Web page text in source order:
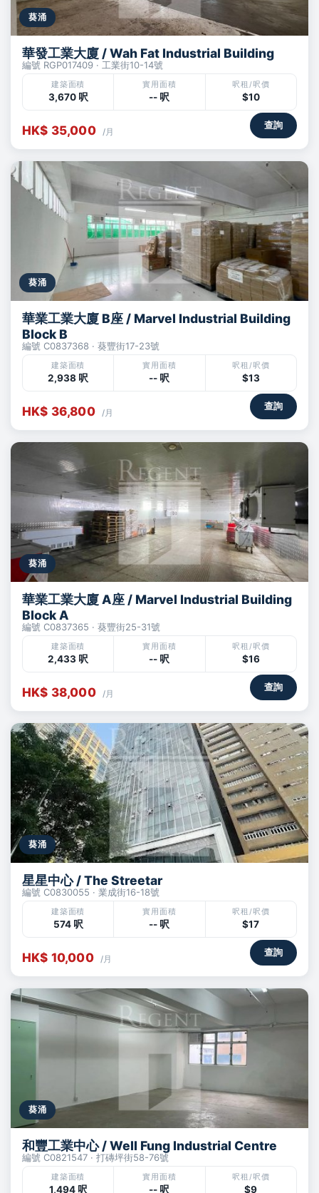
葵涌
華發工業大廈 / Wah Fat Industrial Building
編號 RGP017409 · 工業街10-14號
建築面積
3,670 呎
實用面積
-- 呎
呎租/呎價
$10
HK$ 35,000 /月
查詢
葵涌
華業工業大廈 B座 / Marvel Industrial Building
Block B
編號 C0837368 · 葵豐街17-23號
建築面積
2,938 呎
實用面積
-- 呎
呎租/呎價
$13
HK$ 36,800 /月
查詢
葵涌
華業工業大廈 A座 / Marvel Industrial Building
Block A
編號 C0837365 · 葵豐街25-31號
建築面積
2,433 呎
實用面積
-- 呎
呎租/呎價
$16
HK$ 38,000 /月
查詢
葵涌
星星中心 / The Streetar
編號 C0830055 · 業成街16-18號
建築面積
574 呎
實用面積
-- 呎
呎租/呎價
$17
HK$ 10,000 /月
查詢
葵涌
和豐工業中心 / Well Fung Industrial Centre
編號 C0821547 · 打磚坪街58-76號
建築面積
1,494 呎
實用面積
-- 呎
呎租/呎價
$9